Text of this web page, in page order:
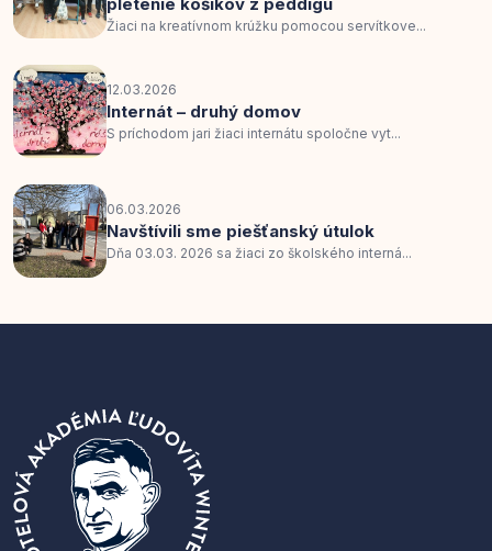
Žiaci na kreatívnom krúžku pomocou servítkove...
12.03.2026
Internát – druhý domov
S príchodom jari žiaci internátu spoločne vyt...
06.03.2026
Navštívili sme piešťanský útulok
Dňa 03.03. 2026 sa žiaci zo školského interná...